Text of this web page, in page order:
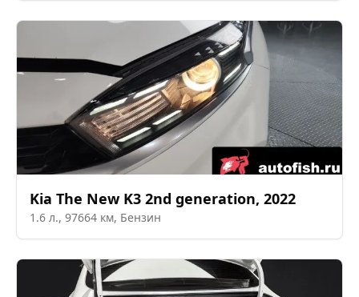
Kia The New K3 2nd generation, 2022
1.6 л., 97664 км, Бензин